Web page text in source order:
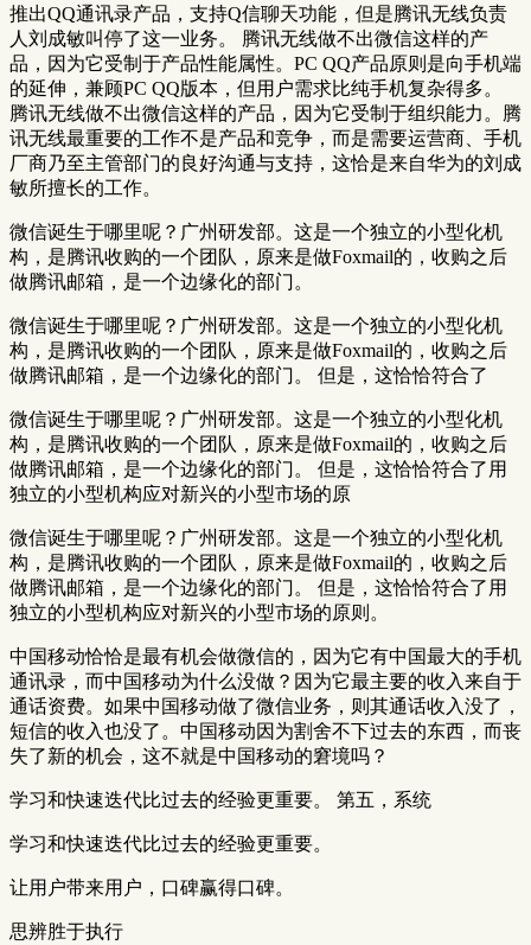
推出QQ通讯录产品，支持Q信聊天功能，但是腾讯无线负责
人刘成敏叫停了这一业务。 腾讯无线做不出微信这样的产
品，因为它受制于产品性能属性。PC QQ产品原则是向手机端
的延伸，兼顾PC QQ版本，但用户需求比纯手机复杂得多。
腾讯无线做不出微信这样的产品，因为它受制于组织能力。腾
讯无线最重要的工作不是产品和竞争，而是需要运营商、手机
厂商乃至主管部门的良好沟通与支持，这恰是来自华为的刘成
敏所擅长的工作。
微信诞生于哪里呢？广州研发部。这是一个独立的小型化机
构，是腾讯收购的一个团队，原来是做Foxmail的，收购之后
做腾讯邮箱，是一个边缘化的部门。
微信诞生于哪里呢？广州研发部。这是一个独立的小型化机
构，是腾讯收购的一个团队，原来是做Foxmail的，收购之后
做腾讯邮箱，是一个边缘化的部门。 但是，这恰恰符合了
微信诞生于哪里呢？广州研发部。这是一个独立的小型化机
构，是腾讯收购的一个团队，原来是做Foxmail的，收购之后
做腾讯邮箱，是一个边缘化的部门。 但是，这恰恰符合了用
独立的小型机构应对新兴的小型市场的原
微信诞生于哪里呢？广州研发部。这是一个独立的小型化机
构，是腾讯收购的一个团队，原来是做Foxmail的，收购之后
做腾讯邮箱，是一个边缘化的部门。 但是，这恰恰符合了用
独立的小型机构应对新兴的小型市场的原则。
中国移动恰恰是最有机会做微信的，因为它有中国最大的手机
通讯录，而中国移动为什么没做？因为它最主要的收入来自于
通话资费。如果中国移动做了微信业务，则其通话收入没了，
短信的收入也没了。中国移动因为割舍不下过去的东西，而丧
失了新的机会，这不就是中国移动的窘境吗？
学习和快速迭代比过去的经验更重要。 第五，系统
学习和快速迭代比过去的经验更重要。
让用户带来用户，口碑赢得口碑。
思辨胜于执行